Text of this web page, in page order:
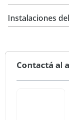
Instalaciones
Contactá al